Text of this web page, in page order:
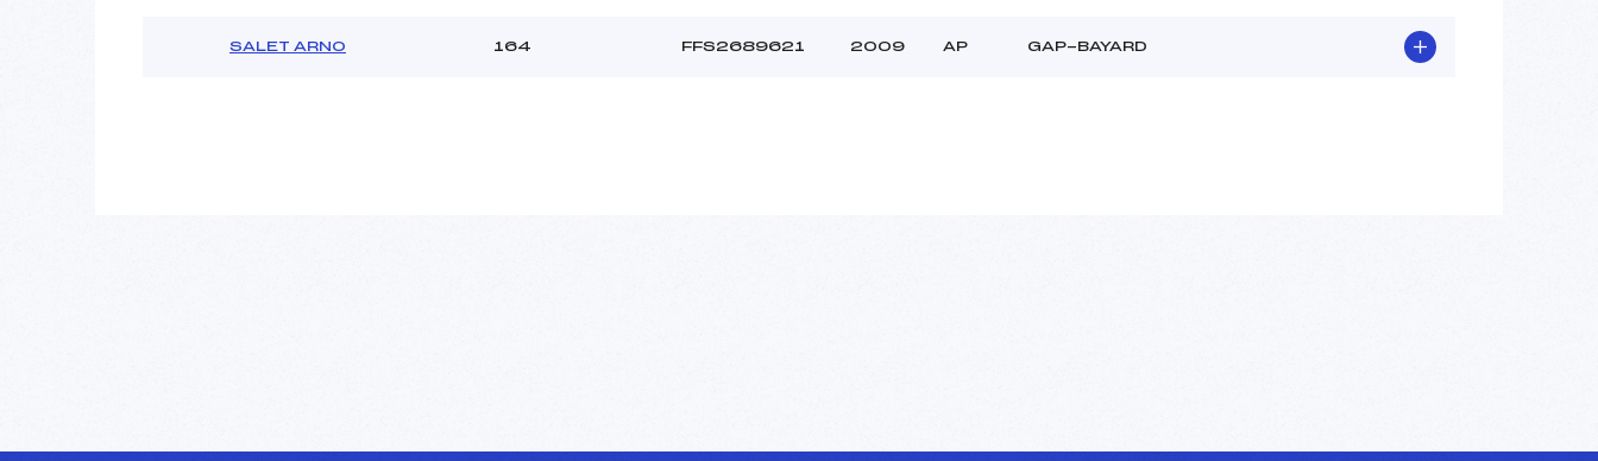
SALET ARNO 164 FFS2689621 2009 AP GAP-BAYARD